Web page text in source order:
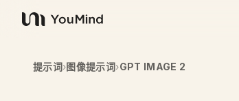
YouMind
提示词›图像提示词›GPT IMAGE 2